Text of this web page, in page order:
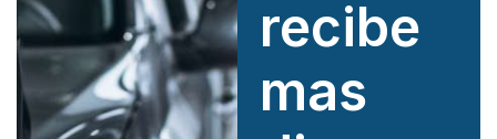
recibe
mas